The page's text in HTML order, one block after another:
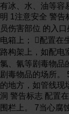
有冰、水、油等容
明 1注意安全 警告
员伤害部位 的入
电箱上； 配置在
路构架上，如配电
氯、氰等剧毒物品
剧毒物品的场所。
的地方，如管线现
洞 警告标志 配置
围栏上。 7当心腐